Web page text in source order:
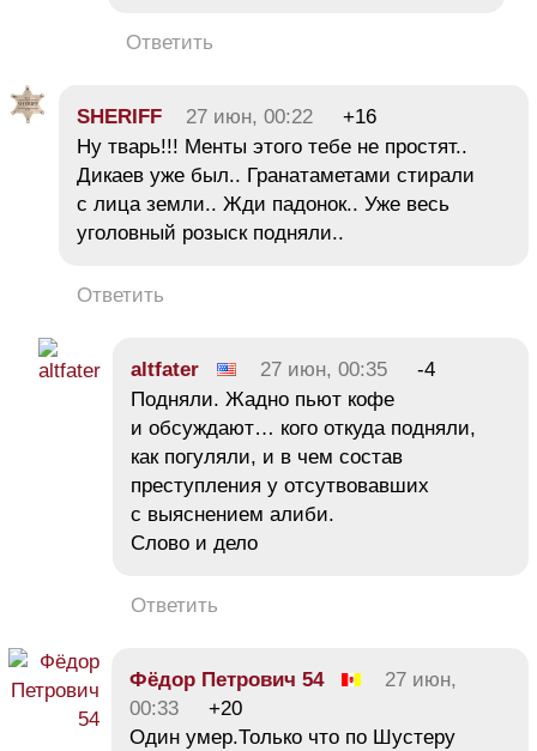
Ответить
SHERIFF 27 июн, 00:22
+16
Ну тварь!!! Менты этого тебе не простят..
Дикаев уже был.. Гранатаметами стирали
с лица земли.. Жди падонок.. Уже весь
уголовный розыск подняли..
Ответить
altfater 27 июн, 00:35
-4
Подняли. Жадно пьют кофе
и обсуждают… кого откуда подняли,
как погуляли, и в чем состав
преступления у отсутвовавших
с выяснением алиби.
Слово и дело
Ответить
Фёдор Петрович 54
27 июн,
00:33
+20
Один умер.Только что по Шустеру